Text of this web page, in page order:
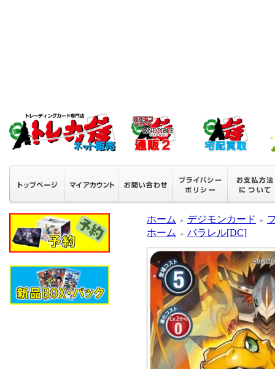
ホーム ＞ デジモンカード ＞
ホーム
＞ パラレル[DC]